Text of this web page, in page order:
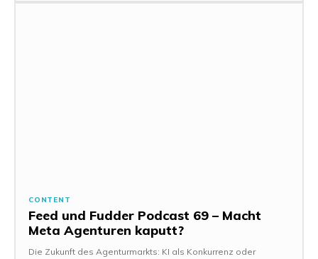
CONTENT
Feed und Fudder Podcast 69 – Macht
Meta Agenturen kaputt?
Die Zukunft des Agenturmarkts: KI als Konkurrenz oder